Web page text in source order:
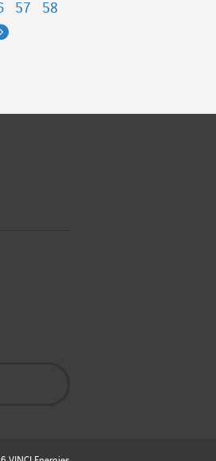
57
58
Next